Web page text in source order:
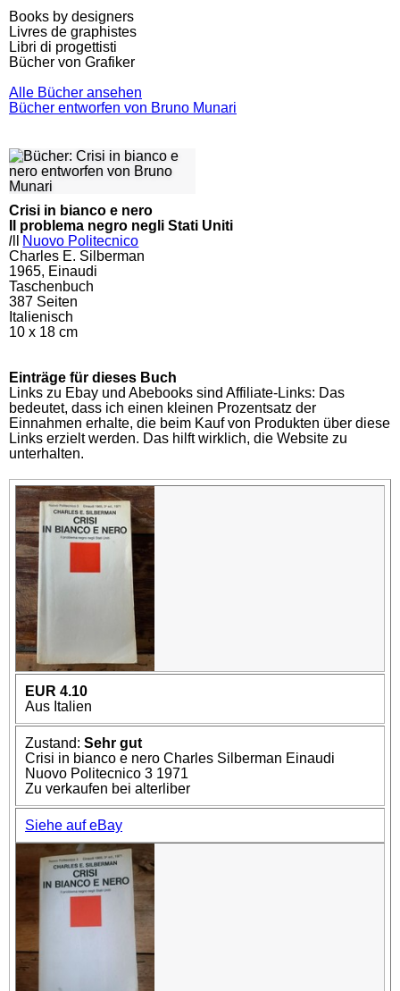
Books by designers
Livres de graphistes
Libri di progettisti
Bücher von Grafiker
Alle Bücher ansehen
Bücher entworfen von Bruno Munari
Crisi in bianco e nero
Il problema negro negli Stati Uniti
l
Nuovo Politecnico
Charles E. Silberman
1965, Einaudi
Taschenbuch
387 Seiten
Italienisch
10 x 18 cm
Einträge für dieses Buch
Links zu Ebay und Abebooks sind Affiliate-Links: Das
bedeutet, dass ich einen kleinen Prozentsatz der
Einnahmen erhalte, die beim Kauf von Produkten über diese
Links erzielt werden. Das hilft wirklich, die Website zu
unterhalten.
EUR 4.10
Aus Italien
Zustand: Sehr gut
Crisi in bianco e nero Charles Silberman Einaudi
Nuovo Politecnico 3 1971
Zu verkaufen bei alterliber
Siehe auf eBay